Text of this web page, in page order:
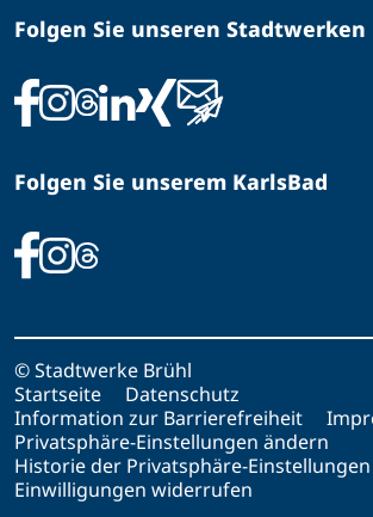
Folgen Sie unseren Stadtwerken
Folgen Sie unserem KarlsBad
© Stadtwerke Brühl
Startseite
Datenschutz
Information zur Barrierefreiheit
Privatsphäre-Einstellungen ändern
Historie der Privatsphäre-Einstellungen
Einwilligungen widerrufen